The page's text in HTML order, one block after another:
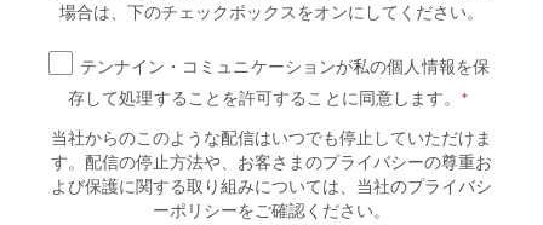
場合は、下のチェックボックスをオンにしてください。
テンナイン・コミュニケーションが私の個人情報を保
存して処理することを許可することに同意します。 *
当社からのこのような配信はいつでも停止していただけま
す。配信の停止方法や、お客さまのプライバシーの尊重お
よび保護に関する取り組みについては、当社のプライバシ
ーポリシーをご確認ください。